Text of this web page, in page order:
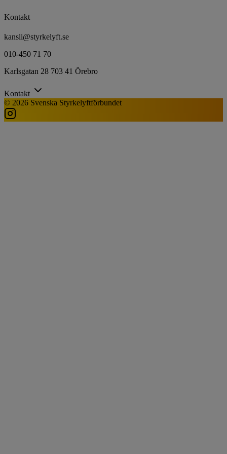
Kontakt
kansli@styrkelyft.se
010-450 71 70
Karlsgatan 28 703 41 Örebro
Kontakt
© 2026 Svenska Styrkelyftförbundet